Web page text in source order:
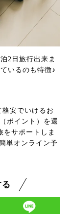
2日旅行出来ま
いるのも特徴♪
安でいけるお
ポイント）を還
をサポートしま
単オンライン予